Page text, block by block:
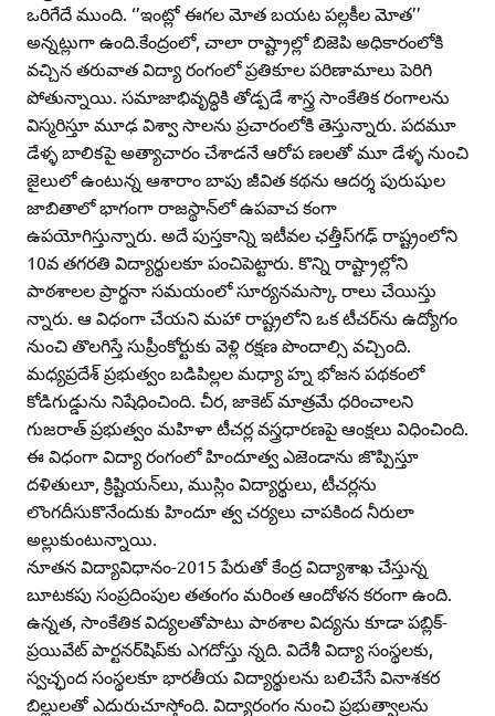
ఒరిగేదే ముంది. ‘’ఇంట్లో ఈగల మోత బయట పల్లకీల మోత’’
అన్నట్లుగా ఉంది.కేంద్రంలో, చాలా రాష్ట్రాల్లో బిజెపి అధికారంలోకి
వచ్చిన తరువాత విద్యా రంగంలో ప్రతికూల పరిణామాలు పెరిగి
పోతున్నాయి. సమాజాభివృద్ధికి తోడ్పడే శాస్త్ర సాంకేతిక రంగాలను
విస్మరిస్తూ మూఢ విశ్వా సాలను ప్రచారంలోకి తెస్తున్నారు. పదమూ
డేళ్ళ బాలికపై అత్యాచారం చేశాడనే ఆరోప ణలతో మూ డేళ్ళ నుంచి
జైలులో ఉంటున్న ఆశారాం బాపు జీవిత కథను ఆదర్శ పురుషుల
జాబితాలో భాగంగా రాజస్థాన్‌లో ఉపవాచ కంగా
ఉపయోగిస్తున్నారు. అదే పుస్తకాన్ని ఇటీవల ఛత్తీస్‌గఢ్‌ రాష్ట్రంలోని
10వ తగరతి విద్యార్థులకూ పంచిపెట్టారు. కొన్ని రాష్ట్రాల్లోని
పాఠశాలల ప్రార్థనా సమయంలో సూర్యనమస్కా రాలు చేయిస్తు
న్నారు. ఆ విధంగా చేయని మహా రాష్ట్రలోని ఒక టీచర్‌ను ఉద్యోగం
నుంచి తొలగిస్తే సుప్రీంకోర్టుకు వెళ్లి రక్షణ పొందాల్సి వచ్చింది.
మధ్యప్రదేశ్‌ ప్రభుత్వం బడిపిల్లల మధ్యా హ్న భోజన పథకంలో
కోడిగుడ్డును నిషేధించింది. చీర, జాకెట్‌ మాత్రమే ధరించాలని
గుజరాత్‌ ప్రభుత్వం మహిళా టీచర్ల వస్త్రధారణపై ఆంక్షలు విధించింది.
ఈ విధంగా విద్యా రంగంలో హిందూత్వ ఎజెండాను జొప్పిస్తూ
దళితులూ, క్రిష్టియన్‌లు, ముస్లిం విద్యార్థులు, టీచర్లను
లొంగదీసుకొనేందుకు హిందూ త్వ చర్యలు చాపకింద నీరులా
అల్లుకుంటున్నాయి.
నూతన విద్యావిధానం-2015 పేరుతో కేంద్ర విద్యాశాఖ చేస్తున్న
బూటకపు సంప్రదింపుల తతంగం మరింత ఆందోళన కరంగా ఉంది.
ఉన్నత, సాంకేతిక విద్యలతోపాటు పాఠశాల విద్యను కూడా పబ్లిక్‌-
ప్రయివేట్‌ పార్టనర్‌షిప్‌కు ఎగదోస్తు న్నది. విదేశీ విద్యా సంస్థలకు,
స్వచ్ఛంద సంస్థలకూ భారతీయ విద్యార్థులను బలిచేసే వినాశకర
బిల్లులతో ఎదురుచూస్తోంది. విద్యారంగం నుంచి ప్రభుత్వాలను